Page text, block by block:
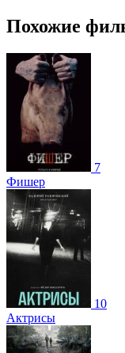
Похожие
7
Фишер
10
Актрисы